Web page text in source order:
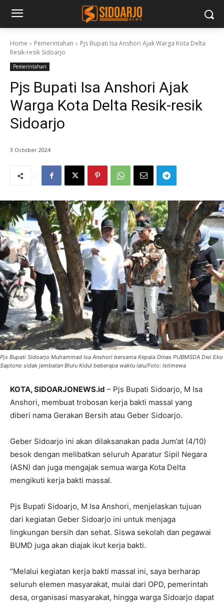
Home Pemerintahan
Pjs Bupati Isa Anshori Ajak Warga Kota Delta
Resik-resik Sidoarjo
Pemerintahan
Pjs Bupati Isa Anshori Ajak
Warga Kota Delta Resik-resik
Sidoarjo
3 October 2024
Pjs Bupati Sidoarjo Muhammad Isa Anshori bersama Kepala Dinas PUBMSDA Dwi Eko
Saptono sidak jembatan Bluru Kidul beberapa waktu lalu/Foto: Istimewa
KOTA, SIDOARJONEWS.id – Pjs Bupati Sidoarjo, M Isa
Anshori, membuat trobosan kerja bakti massal yang
diberi nama Gerakan Bersih atau Geber Sidoarjo.
Geber Sidoarjo ini akan dilaksanakan pada Jum’at (4/10)
besok dengan melibatkan seluruh Aparatur Sipil Negara
(ASN) dan juga mengajak semua warga Kota Delta
mengikuti kerja bakti massal.
Pjs Bupati Sidoarjo, M Isa Anshori, menjelaskan tujuan
dari kegiatan Geber Sidoarjo ini untuk menjaga
lingkungan bersih dan sehat. Siswa sekolah dan pegawai
BUMD juga akan diajak ikut kerja bakti.
“Melalui kegiatan kerja bakti massal ini, saya berharap
seluruh elemen masyarakat, mulai dari OPD, pemerintah
desa, organisasi masyarakat, hingga warga Sidoarjo dapat